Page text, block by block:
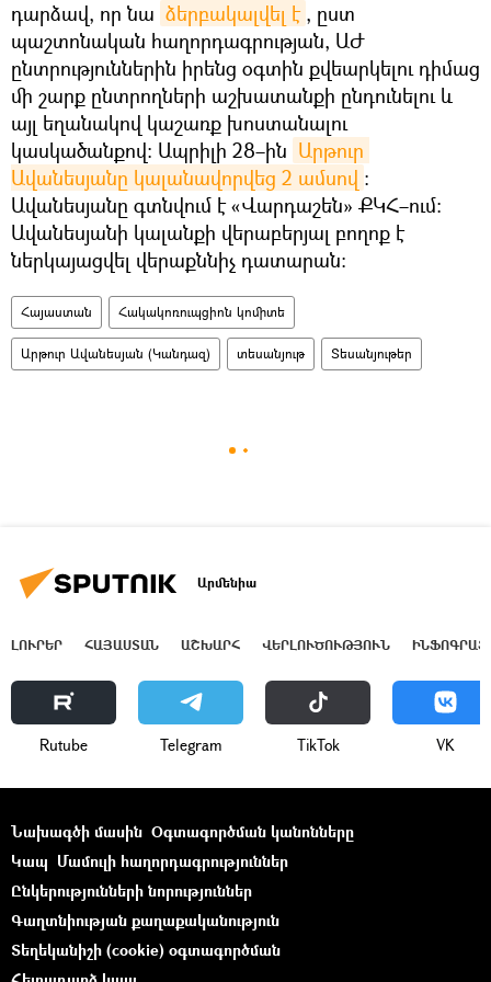
դարձավ, որ նա ձերբակալվել է , ըստ
պաշտոնական հաղորդագրության, ԱԺ
ընտրություններին իրենց օգտին քվեարկելու դիմաց
մի շարք ընտրողների աշխատանքի ընդունելու և
այլ եղանակով կաշառք խոստանալու
կասկածանքով։ Ապրիլի 28–ին Արթուր
Ավանեսյանը կալանավորվեց 2 ամսով ։
Ավանեսյանը գտնվում է «Վարդաշեն» ՔԿՀ–ում։
Ավանեսյանի կալանքի վերաբերյալ բողոք է
ներկայացվել վերաքննիչ դատարան։
Հայաստան Հակակոռուպցիոն կոմիտե
Արթուր Ավանեսյան (Կանդազ) տեսանյութ Տեսանյութեր
Արմենիա
ԼՈՒՐԵՐ ՀԱՅԱՍՏԱՆ ԱՇԽԱՐՀ ՎԵՐԼՈՒԾՈՒԹՅՈՒՆ
Rutube Telegram ТikТоk VK
Նախագծի մասին Օգտագործման կանոնները
Կապ Մամուլի հաղորդագրություններ
Ընկերությունների նորություններ
Գաղտնիության քաղաքականություն
Տեղեկանիշի (cookie) օգտագործման